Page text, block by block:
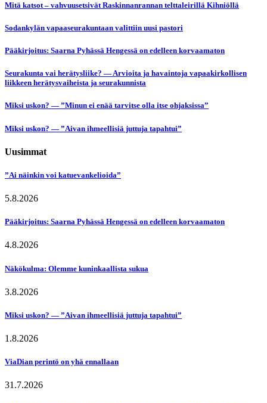
Mitä katsot – vahvuusetsivät Raskinnanrannan telttaleirillä Kihniöllä
Sodankylän vapaaseurakuntaan valittiin uusi pastori
Pääkirjoitus: Saarna Pyhässä Hengessä on edelleen korvaamaton
Seurakunta vai herätysliike? — Arvioita ja havaintoja vapaakirkollisen
liikkeen herätysvaiheista ja seurakunnista
Miksi uskon? — ”Minun ei enää tarvitse olla itse ohjaksissa”
Miksi uskon? — ”Aivan ihmeellisiä juttuja tapahtui”
Uusimmat
”Ai näinkin voi katuevankelioida”
5.8.2026
Pääkirjoitus: Saarna Pyhässä Hengessä on edelleen korvaamaton
4.8.2026
Näkökulma: Olemme kuninkaallista sukua
3.8.2026
Miksi uskon? — ”Aivan ihmeellisiä juttuja tapahtui”
1.8.2026
ViaDian perintö on yhä ennallaan
31.7.2026